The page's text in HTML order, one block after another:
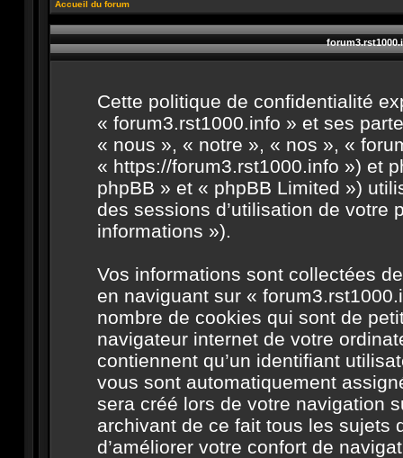
Accueil du forum
Cette politique de confidentialité
« forum3.rst1000.info » et ses
« nous », « notre », « nos », «
« https://forum3.rst1000.info ») et
phpBB » et « phpBB Limited »)
des sessions d’utilisation de votre
informations »).
Vos informations sont collectées
en naviguant sur «
nombre de cookies qui sont de
navigateur internet de votre
contiennent qu’un identifiant
vous sont automatiquement
sera créé lors de votre navigation
archivant de ce fait tous les sujets
d’améliorer votre confort de